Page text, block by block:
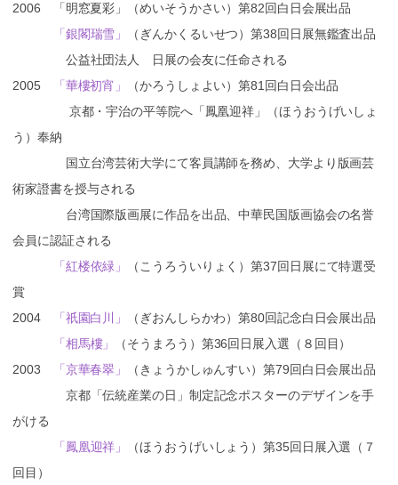
2006 「明窓夏彩」（めいそうかさい）第82回白日会展出品
「銀閣瑞雪」
（ぎんかくるいせつ）第38回日展無鑑査出品
公益社団法人 日展の会友に任命される
2005
「華樓初宵」
（かろうしょよい）第81回白日会出品
京都・宇治の平等院へ「鳳凰迎祥」（ほうおうげいしょ
う）奉納
国立台湾芸術大学にて客員講師を務め、大学より版画芸
術家證書を授与される
台湾国際版画展に作品を出品、中華民国版画協会の名誉
会員に認証される
「紅楼依緑」
（こうろういりょく）第37回日展にて特選受
賞
2004
「祇園白川」
（ぎおんしらかわ）第80回記念白日会展出品
「相馬樓」
（そうまろう）第36回日展入選（８回目）
2003
「京華春翠」
（きょうかしゅんすい）第79回白日会展出品
京都「伝統産業の日」制定記念ポスターのデザインを手
がける
「鳳凰迎祥」
（ほうおうげいしょう）第35回日展入選（７
回目）